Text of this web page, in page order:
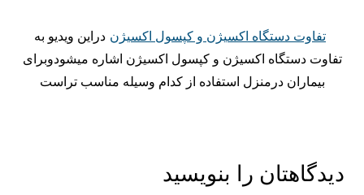
تفاوت دستگاه اکسیژن و کپسول اکسیژن دراین ویدیو به
تفاوت دستگاه اکسیژن و کپسول اکسیژن اشاره میشودوبرای
بیماران درمنزل استفاده از کدام وسیله مناسب تراست
دیدگاهتان را بنویسید